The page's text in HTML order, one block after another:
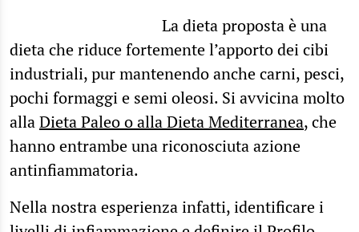
La dieta proposta è una
dieta che riduce fortemente l’apporto dei cibi
industriali, pur mantenendo anche carni, pesci,
pochi formaggi e semi oleosi. Si avvicina molto
allaDieta Paleo o alla Dieta Mediterranea, che
hanno entrambe una riconosciuta azione
antinfiammatoria.
Nella nostra esperienza infatti, identificare i